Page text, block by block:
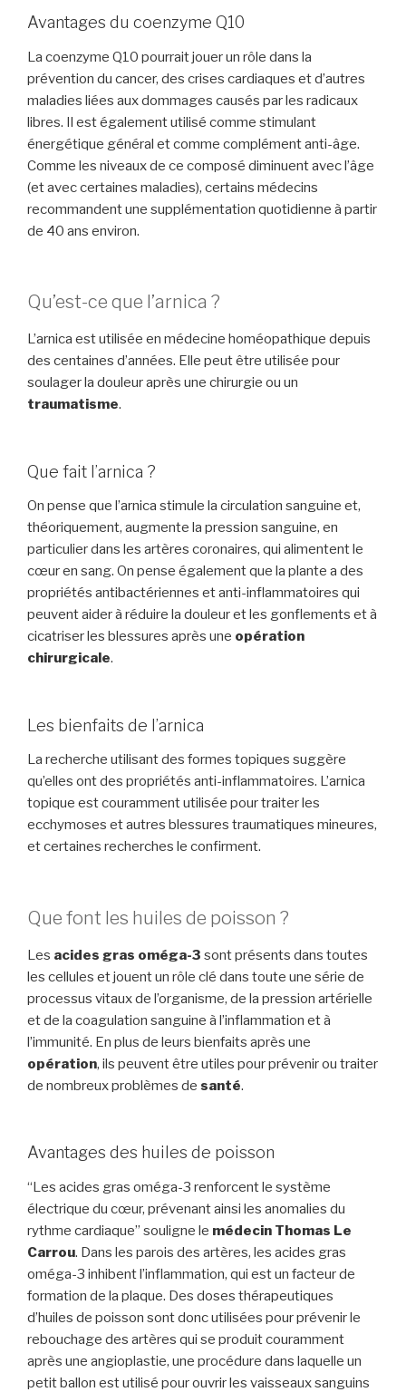
Avantages du coenzyme Q10
La coenzyme Q10 pourrait jouer un rôle dans la
prévention du cancer, des crises cardiaques et d’autres
maladies liées aux dommages causés par les radicaux
libres. Il est également utilisé comme stimulant
énergétique général et comme complément anti-âge.
Comme les niveaux de ce composé diminuent avec l’âge
(et avec certaines maladies), certains médecins
recommandent une supplémentation quotidienne à partir
de 40 ans environ.
Qu’est-ce que l’arnica ?
L’arnica est utilisée en médecine homéopathique depuis
des centaines d’années. Elle peut être utilisée pour
soulager la douleur après une chirurgie ou un
traumatisme.
Que fait l’arnica ?
On pense que l’arnica stimule la circulation sanguine et,
théoriquement, augmente la pression sanguine, en
particulier dans les artères coronaires, qui alimentent le
cœur en sang. On pense également que la plante a des
propriétés antibactériennes et anti-inflammatoires qui
peuvent aider à réduire la douleur et les gonflements et à
cicatriser les blessures après une opération
chirurgicale.
Les bienfaits de l’arnica
La recherche utilisant des formes topiques suggère
qu’elles ont des propriétés anti-inflammatoires. L’arnica
topique est couramment utilisée pour traiter les
ecchymoses et autres blessures traumatiques mineures,
et certaines recherches le confirment.
Que font les huiles de poisson ?
Les acides gras oméga-3 sont présents dans toutes
les cellules et jouent un rôle clé dans toute une série de
processus vitaux de l’organisme, de la pression artérielle
et de la coagulation sanguine à l’inflammation et à
l’immunité. En plus de leurs bienfaits après une
opération, ils peuvent être utiles pour prévenir ou traiter
de nombreux problèmes de santé.
Avantages des huiles de poisson
“Les acides gras oméga-3 renforcent le système
électrique du cœur, prévenant ainsi les anomalies du
rythme cardiaque” souligne le médecin Thomas Le
Carrou. Dans les parois des artères, les acides gras
oméga-3 inhibent l’inflammation, qui est un facteur de
formation de la plaque. Des doses thérapeutiques
d’huiles de poisson sont donc utilisées pour prévenir le
rebouchage des artères qui se produit couramment
après une angioplastie, une procédure dans laquelle un
petit ballon est utilisé pour ouvrir les vaisseaux sanguins